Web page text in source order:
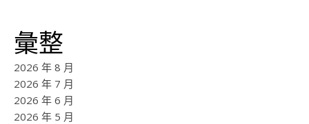
彙整
2026 年 8 月
2026 年 7 月
2026 年 6 月
2026 年 5 月